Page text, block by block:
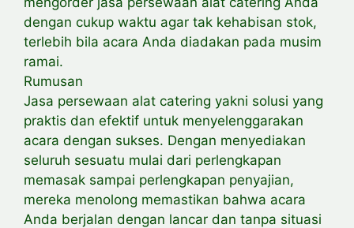
dengan cukup waktu agar tak kehabisan stok,
terlebih bila acara Anda diadakan pada musim
ramai.
Rumusan
Jasa persewaan alat catering yakni solusi yang
praktis dan efektif untuk menyelenggarakan
acara dengan sukses. Dengan menyediakan
seluruh sesuatu mulai dari perlengkapan
memasak sampai perlengkapan penyajian,
mereka menolong memastikan bahwa acara
Anda berjalan dengan lancar dan tanpa situasi